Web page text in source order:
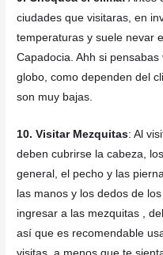
ciudades que visitaras, en
temperaturas y suele nevar
Capadocia. Ahh si
globo, como dependen del
son muy bajas.
10. Visitar Mezquitas:Al
deben cubrirse la cabeza,
general, el pecho y las
las manos y los dedos de
ingresar a las mezquitas ,
así que es recomendable